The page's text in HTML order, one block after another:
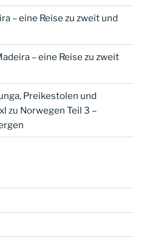
– eine Reise zu zweit und
– eine Reise zu zweit
Preikestolen und
zu Norwegen Teil 3 –